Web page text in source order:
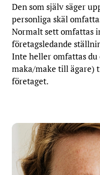
Den som själv säger
personliga skäl
Normalt sett omfattas
företagsledande
Inte heller omfattas
maka/make till ägare)
företaget.